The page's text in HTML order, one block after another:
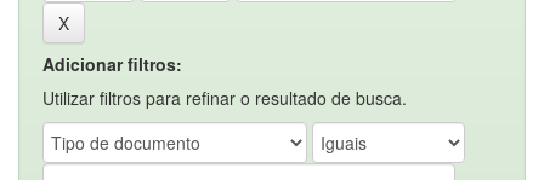
Adicionar filtros:
Utilizar filtros para refinar o resultado de busca.